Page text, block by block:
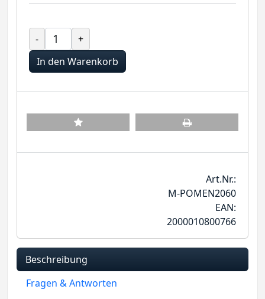
-
+
In den Warenkorb
Art.Nr.:
M-POMEN2060
EAN:
2000010800766
Beschreibung
Fragen & Antworten